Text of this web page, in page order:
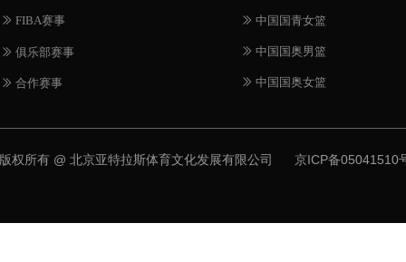
ꅀ FIBA赛事
ꅀ 俱乐部赛事
ꅀ 合作赛事
版权所有 @ 北京亚特拉斯体育文化发展有限公司 京ICP备05041510
ꅀ 中国国青女篮
ꅀ 中国国奥男篮
ꅀ 中国国奥女篮